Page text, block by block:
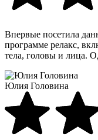
Впервые посетила
программе релакс,
тела, головы и лица.
Юлия Головина